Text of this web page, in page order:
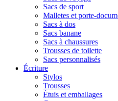
Sacs de sport
Malletes et porte-
Sacs à dos
Sacs banane
Sacs à chaussures
Trousses de toilette
Sacs personnalisés
Écriture
Stylos
Trousses
Étuis et emballages